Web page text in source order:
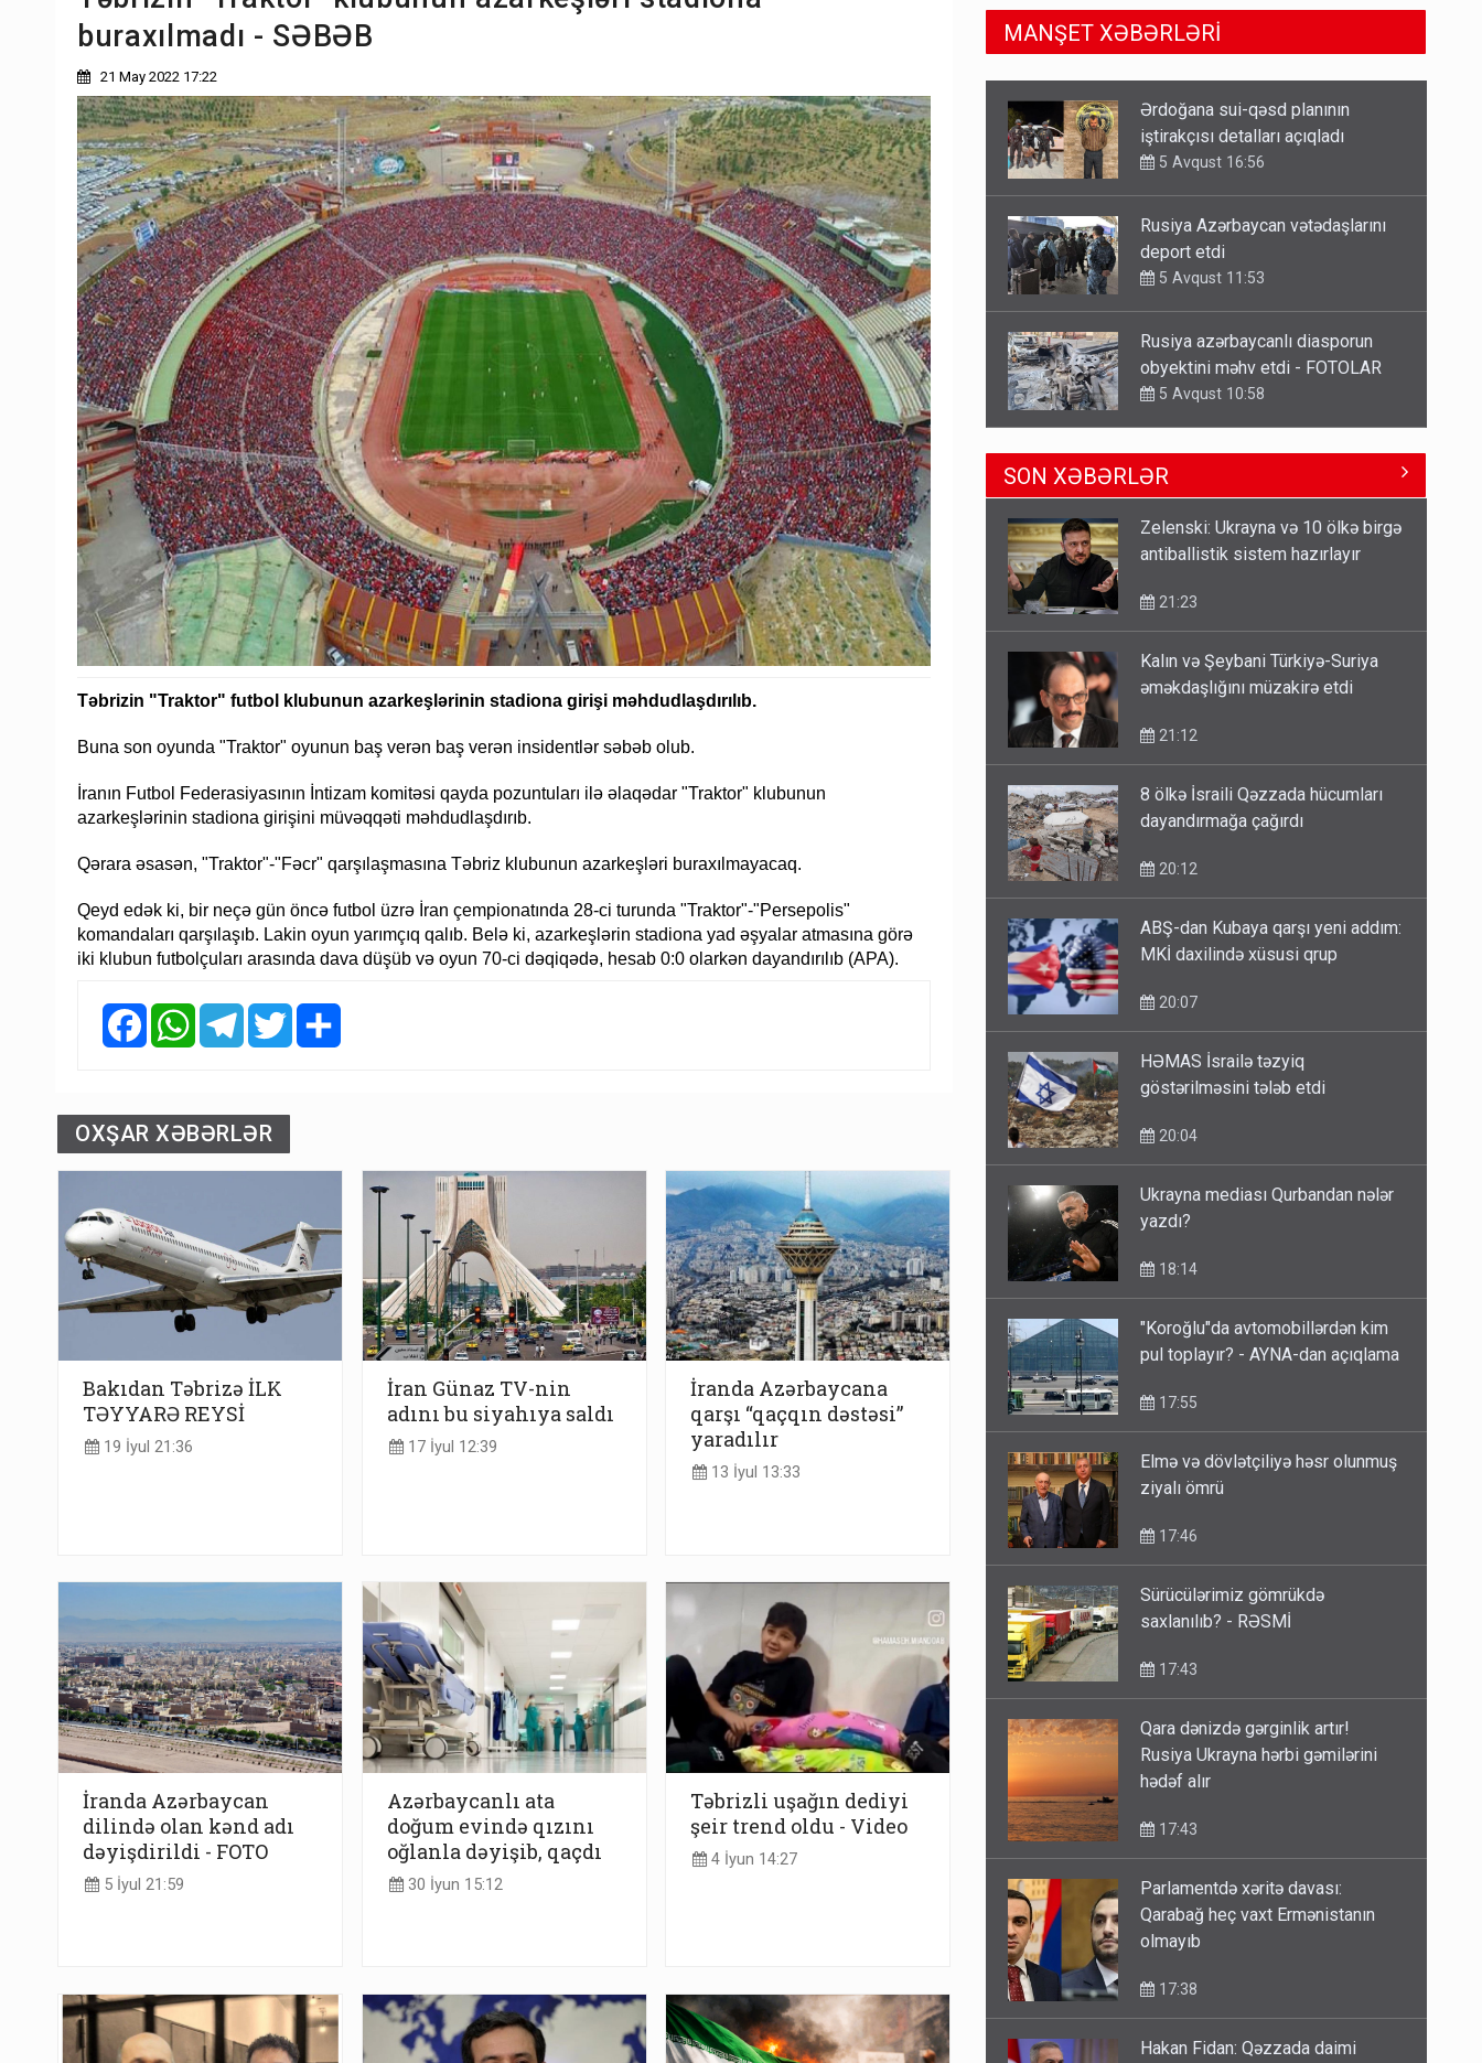
buraxılmadı - SƏBƏB
21 May 2022 17:22
Təbrizin "Traktor" futbol klubunun azarkeşlərinin stadiona girişi məhdudlaşdırılıb.
Buna son oyunda "Traktor" oyunun baş verən baş verən insidentlər səbəb olub.
İranın Futbol Federasiyasının İntizam komitəsi qayda pozuntuları ilə əlaqədar "Traktor" klubunun
azarkeşlərinin stadiona girişini müvəqqəti məhdudlaşdırıb.
Qərara əsasən, "Traktor"-"Fəcr" qarşılaşmasına Təbriz klubunun azarkeşləri buraxılmayacaq.
Qeyd edək ki, bir neçə gün öncə futbol üzrə İran çempionatında 28-ci turunda "Traktor"-"Persepolis"
komandaları qarşılaşıb. Lakin oyun yarımçıq qalıb. Belə ki, azarkeşlərin stadiona yad əşyalar atmasına görə
iki klubun futbolçuları arasında dava düşüb və oyun 70-ci dəqiqədə, hesab 0:0 olarkən dayandırılıb (APA).
FacebookWhatsAppTelegramTwitter
OXŞAR XƏBƏRLƏR
Bakıdan Təbrizə İLK
TƏYYARƏ REYSİ
19 İyul 21:36
İran Günaz TV-nin
adını bu siyahıya saldı
17 İyul 12:39
İranda Azərbaycana
qarşı “qaçqın dəstəsi”
yaradılır
13 İyul 13:33
İranda Azərbaycan
dilində olan kənd adı
dəyişdirildi - FOTO
5 İyul 21:59
Azərbaycanlı ata
doğum evində qızını
oğlanla dəyişib, qaçdı
30 İyun 15:12
Təbrizli uşağın dediyi
şeir trend oldu - Video
4 İyun 14:27
MANŞET XƏBƏRLƏRİ
Rusiya Azərbaycan vətədaşlarını
deport etdi
5 Avqust 11:53
Rusiya azərbaycanlı diasporun
obyektini məhv etdi - FOTOLAR
5 Avqust 10:58
Bu tarixdən HAVALAR DƏYİŞİR -
İSTİLƏR BİTİR
4 Avqust 22:04
ŞOK! David Seliverstov ölkədən
qaçdı
gedə biləcəksiniz - SİYAHI
Ərdoğana sui-qəsd planının
5 Avqust 16:56
SON XƏBƏRLƏR
Zelenski: Ukrayna və 10 ölkə birgə
antiballistik sistem hazırlayır
21:23
Kalın və Şeybani Türkiyə-Suriya
əməkdaşlığını müzakirə etdi
21:12
8 ölkə İsraili Qəzzada hücumları
dayandırmağa çağırdı
20:12
ABŞ-dan Kubaya qarşı yeni addım:
MKİ daxilində xüsusi qrup
20:07
HƏMAS İsrailə təzyiq
göstərilməsini tələb etdi
20:04
Ukrayna mediası Qurbandan nələr
yazdı?
18:14
"Koroğlu"da avtomobillərdən kim
pul toplayır? - AYNA-dan açıqlama
17:55
Elmə və dövlətçiliyə həsr olunmuş
ziyalı ömrü
17:46
Sürücülərimiz gömrükdə
saxlanılıb? - RƏSMİ
17:43
Qara dənizdə gərginlik artır!
Rusiya Ukrayna hərbi gəmilərini
hədəf alır
17:43
Parlamentdə xəritə davası:
Qarabağ heç vaxt Ermənistanın
olmayıb
17:38
Hakan Fidan: Qəzzada daimi